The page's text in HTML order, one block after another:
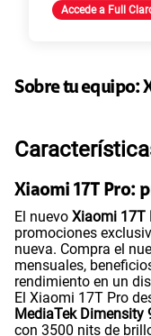
Paga solo
Paga solo
Paga solo
Accede a Full
Sobre tu equipo:
Xiaomi 17T Pro:
El nuevo Xiaomi 17T
promociones
nueva. Compra el
mensuales,
rendimiento en un
El Xiaomi 17T Pro
MediaTek Dimensity
con 3500 nits de